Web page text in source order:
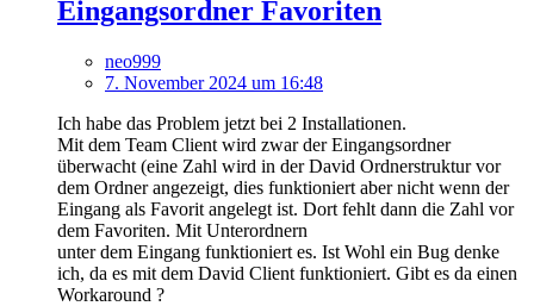
Eingangsordner Favoriten
neo999
7. November 2024 um 16:48
Ich habe das Problem jetzt bei 2 Installationen.
Mit dem Team Client wird zwar der Eingangsordner
überwacht (eine Zahl wird in der David Ordnerstruktur vor
dem Ordner angezeigt, dies funktioniert aber nicht wenn der
Eingang als Favorit angelegt ist. Dort fehlt dann die Zahl vor
dem Favoriten. Mit Unterordnern
unter dem Eingang funktioniert es. Ist Wohl ein Bug denke
ich, da es mit dem David Client funktioniert. Gibt es da einen
Workaround ?